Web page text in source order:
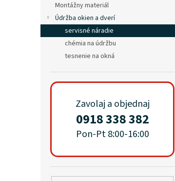
Montážny materiál
Údržba okien a dverí
servisné náradie
chémia na údržbu
tesnenie na okná
Zavolaj a objednaj
0918 338 382
Pon-Pt 8:00-16:00